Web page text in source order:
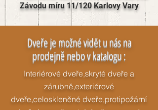
Závodu míru 11/120 Karlovy Vary
Dveře je možné vidět u nás na
prodejně nebo v katalogu :
​Interiérové dveře,skryté dveře a
zárubně,exteriérové
dveře,celoskleněné dveře,protipožární